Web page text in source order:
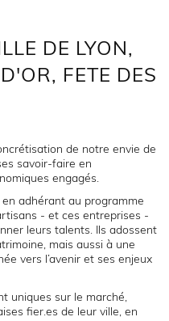
DE LYON,
FETE DES
de notre envie de
savoir-faire en
engagés.
adhérant au programme
- et ces entreprises -
leurs talents. Ils adossent
mais aussi à une
vers l’avenir et ses enjeux
uniques sur le marché,
fier.es de leur ville, en